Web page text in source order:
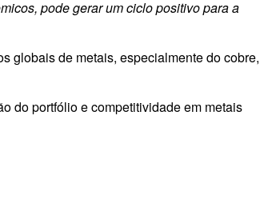
pode gerar um ciclo positivo para a
globais de metais, especialmente do cobre,
do portfólio e competitividade em metais